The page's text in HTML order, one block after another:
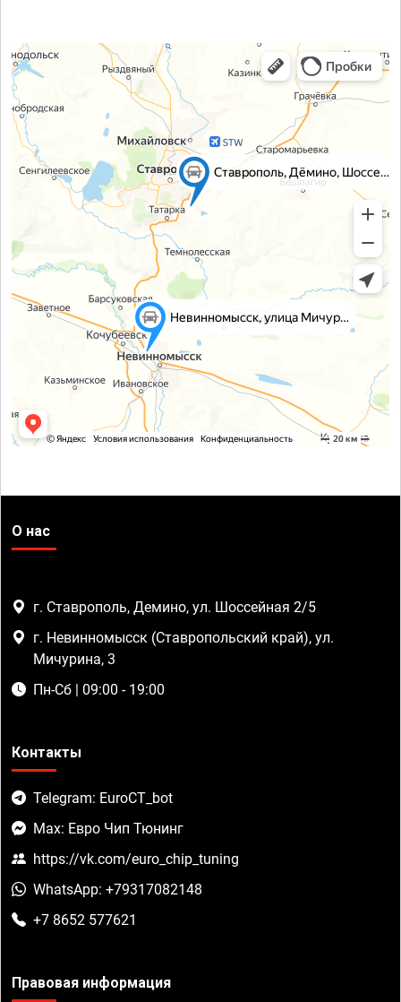
О нас
г. Ставрополь, Демино, ул. Шоссейная 2/5
г. Невинномысск (Ставропольский край), ул.
Мичурина, 3
Пн-Сб | 09:00 - 19:00
Контакты
Telegram: EuroCT_bot
Max: Евро Чип Тюнинг
https://vk.com/euro_chip_tuning
WhatsApp: +79317082148
+7 8652 577621
Правовая информация